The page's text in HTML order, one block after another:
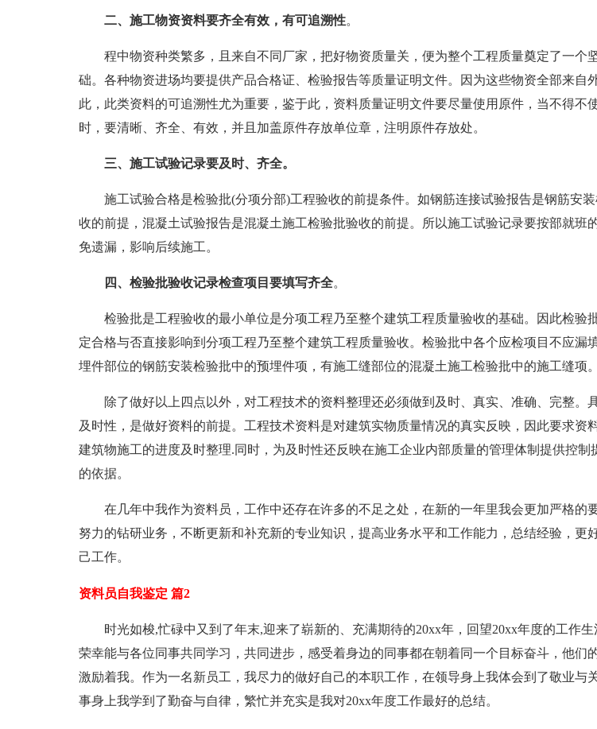
二、施工物资资料要齐全有效，有可追溯性。
程中物资种类繁多，且来自不同厂家，把好物资质量关，便为整个工程质量奠定了一个
础。各种物资进场均要提供产品合格证、检验报告等质量证明文件。因为这些物资全部来自
此，此类资料的可追溯性尤为重要，鉴于此，资料质量证明文件要尽量使用原件，当不得不
时，要清晰、齐全、有效，并且加盖原件存放单位章，注明原件存放处。
三、施工试验记录要及时、齐全。
施工试验合格是检验批(分项分部)工程验收的前提条件。如钢筋连接试验报告是钢筋安
收的前提，混凝土试验报告是混凝土施工检验批验收的前提。所以施工试验记录要按部就班
免遗漏，影响后续施工。
四、检验批验收记录检查项目要填写齐全。
检验批是工程验收的最小单位是分项工程乃至整个建筑工程质量验收的基础。因此检验
定合格与否直接影响到分项工程乃至整个建筑工程质量验收。检验批中各个应检项目不应漏
埋件部位的钢筋安装检验批中的预埋件项，有施工缝部位的混凝土施工检验批中的施工缝项。
除了做好以上四点以外，对工程技术的资料整理还必须做到及时、真实、准确、完整。
及时性，是做好资料的前提。工程技术资料是对建筑实物质量情况的真实反映，因此要求资
建筑物施工的进度及时整理.同时，为及时性还反映在施工企业内部质量的管理体制提供控制
的依据。
在几年中我作为资料员，工作中还存在许多的不足之处，在新的一年里我会更加严格的
努力的钻研业务，不断更新和补充新的专业知识，提高业务水平和工作能力，总结经验，更
己工作。
资料员自我鉴定 篇2
时光如梭,忙碌中又到了年末,迎来了崭新的、充满期待的20xx年，回望20xx年度的工作生
荣幸能与各位同事共同学习，共同进步，感受着身边的同事都在朝着同一个目标奋斗，他们
激励着我。作为一名新员工，我尽力的做好自己的本职工作，在领导身上我体会到了敬业与
事身上我学到了勤奋与自律，繁忙并充实是我对20xx年度工作最好的总结。